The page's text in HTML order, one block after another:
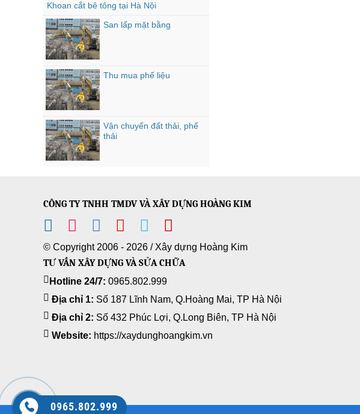
0965.802.999
Khoan cắt bê tông tại Hà Nội
San lấp mặt bằng
Thu mua phế liệu
Vận chuyển đất thải, phế
thải
CÔNG TY TNHH TMDV VÀ XÂY DỰNG HOÀNG KIM
© Copyright 2006 - 2026 / Xây dựng Hoàng Kim
TƯ VẤN XÂY DỰNG VÀ SỬA CHỮA
Hotline 24/7: 0965.802.999
Địa chỉ 1: Số 187 Lĩnh Nam, Q.Hoàng Mai, TP Hà Nội
Địa chỉ 2: Số 432 Phúc Lợi, Q.Long Biên, TP Hà Nội
Website: https://xaydunghoangkim.vn